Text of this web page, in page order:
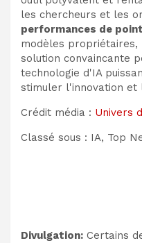
les chercheurs et les
performances de
modèles propriétaires,
solution convaincante
technologie d'IA
stimuler l'innovation et
Crédit média : Univers
Classé sous : IA, Top
Divulgation: Certains